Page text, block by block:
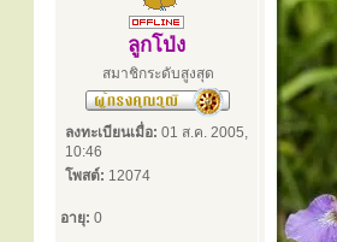
ลูกโป่ง
สมาชิกระดับสูงสุด
ลงทะเบียนเมื่อ: 01 ส.ค. 2005,
10:46
โพสต์: 12074
อายุ: 0